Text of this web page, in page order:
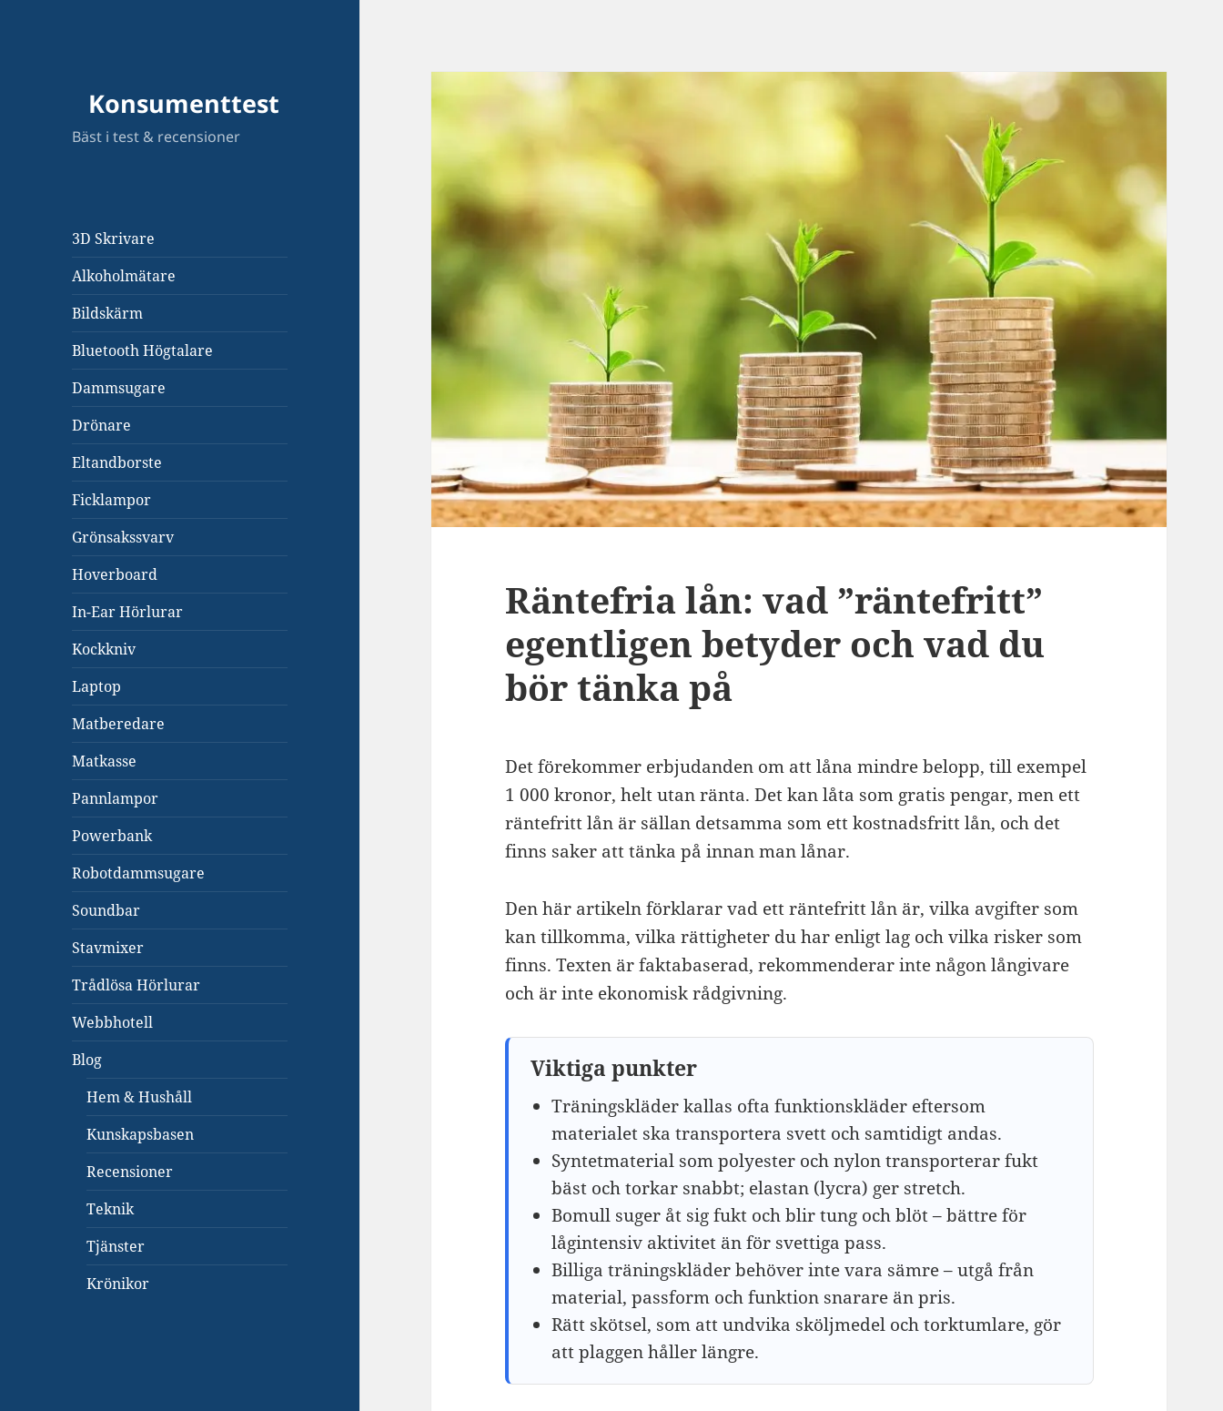
Konsumenttest
Bäst i test & recensioner
3D Skrivare
Alkoholmätare
Bildskärm
Bluetooth Högtalare
Dammsugare
Drönare
Eltandborste
Ficklampor
Grönsakssvarv
Hoverboard
In-Ear Hörlurar
Kockkniv
Laptop
Matberedare
Matkasse
Pannlampor
Powerbank
Robotdammsugare
Soundbar
Stavmixer
Trådlösa Hörlurar
Webbhotell
Blog
Hem & Hushåll
Kunskapsbasen
Recensioner
Teknik
Tjänster
Krönikor
Räntefria lån: vad ”räntefritt”
egentligen betyder och vad du
bör tänka på
Det förekommer erbjudanden om att låna mindre belopp, till exempel
1 000 kronor, helt utan ränta. Det kan låta som gratis pengar, men ett
räntefritt lån är sällan detsamma som ett kostnadsfritt lån, och det
finns saker att tänka på innan man lånar.
Den här artikeln förklarar vad ett räntefritt lån är, vilka avgifter som
kan tillkomma, vilka rättigheter du har enligt lag och vilka risker som
finns. Texten är faktabaserad, rekommenderar inte någon långivare
och är inte ekonomisk rådgivning.
Viktiga punkter
Träningskläder kallas ofta funktionskläder eftersom
materialet ska transportera svett och samtidigt andas.
Syntetmaterial som polyester och nylon transporterar fukt
bäst och torkar snabbt; elastan (lycra) ger stretch.
Bomull suger åt sig fukt och blir tung och blöt – bättre för
lågintensiv aktivitet än för svettiga pass.
Billiga träningskläder behöver inte vara sämre – utgå från
material, passform och funktion snarare än pris.
Rätt skötsel, som att undvika sköljmedel och torktumlare, gör
att plaggen håller längre.